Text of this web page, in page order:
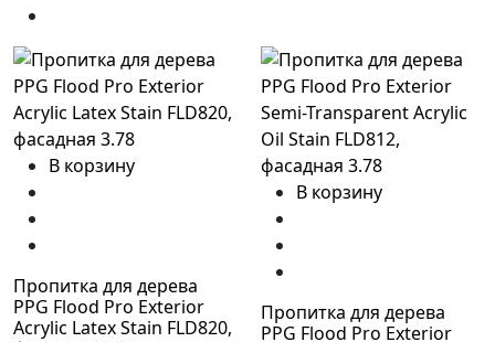
В корзину
Пропитка для дерева
PPG Flood Pro Exterior
Acrylic Latex Stain FLD820,
В корзину
Пропитка для дерева
PPG Flood Pro Exterior